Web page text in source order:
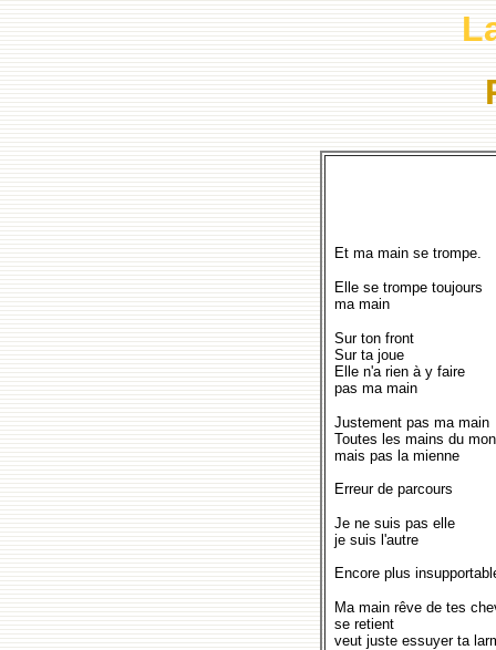
Et ma main se trompe.
Elle se trompe toujours
ma main
Sur ton front
Sur ta joue
Elle n'a rien à y faire
pas ma main
Justement pas ma main
Toutes les mains du
mais pas la mienne
Erreur de parcours
Je ne suis pas elle
je suis l'autre
Encore plus
Ma main rêve de tes
se retient
veut juste essuyer ta